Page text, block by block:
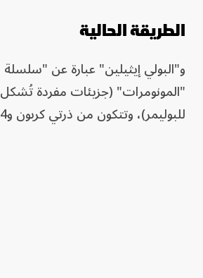
الطريقة الحالية
و"البولي إيثيلين" عبارة عن
"المونومرات" (جزيئات مفردة تُشكل
للبوليمر)، وتتكون من ذرتي كربون و4 ذرات هيدروجين.